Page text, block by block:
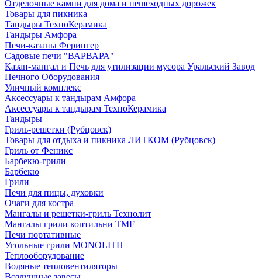
Отделочные камни для дома и пешеходных дорожек
Товары для пикника
Тандыры ТехноКерамика
Тандыры Амфора
Печи-казаны Ферингер
Садовые печи "ВАРВАРА"
Казан-мангал и Печь для утилизации мусора Уральский Завод
Печного Оборудования
Уличный комплекс
Аксессуары к тандырам Амфора
Аксессуары к тандырам ТехноКерамика
Тандыры
Гриль-решетки (Рубцовск)
Товары для отдыха и пикника ЛИТКОМ (Рубцовск)
Гриль от Феникс
Барбекю-грили
Барбекю
Грили
Печи для пицы, духовки
Очаги для костра
Мангалы и решетки-гриль Технолит
Мангалы грили коптильни TMF
Печи портативные
Угольные грили MONOLITH
Теплооборудование
Водяные тепловентиляторы